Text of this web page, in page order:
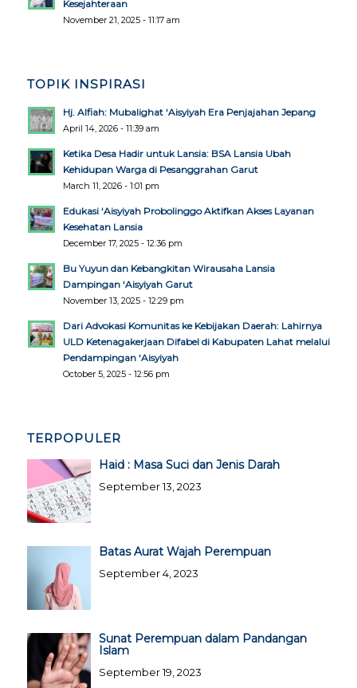
Kesejahteraan
November 21, 2025 - 11:17 am
TOPIK INSPIRASI
Hj. Alfiah: Mubalighat ‘Aisyiyah Era Penjajahan Jepang
April 14, 2026 - 11:39 am
Ketika Desa Hadir untuk Lansia: BSA Lansia Ubah
Kehidupan Warga di Pesanggrahan Garut
March 11, 2026 - 1:01 pm
Edukasi ‘Aisyiyah Probolinggo Aktifkan Akses Layanan
Kesehatan Lansia
December 17, 2025 - 12:36 pm
Bu Yuyun dan Kebangkitan Wirausaha Lansia
Dampingan ‘Aisyiyah Garut
November 13, 2025 - 12:29 pm
Dari Advokasi Komunitas ke Kebijakan Daerah: Lahirnya
ULD Ketenagakerjaan Difabel di Kabupaten Lahat melalui
Pendampingan ‘Aisyiyah
October 5, 2025 - 12:56 pm
TERPOPULER
Haid : Masa Suci dan Jenis Darah
September 13, 2023
Batas Aurat Wajah Perempuan
September 4, 2023
Sunat Perempuan dalam Pandangan
Islam
September 19, 2023